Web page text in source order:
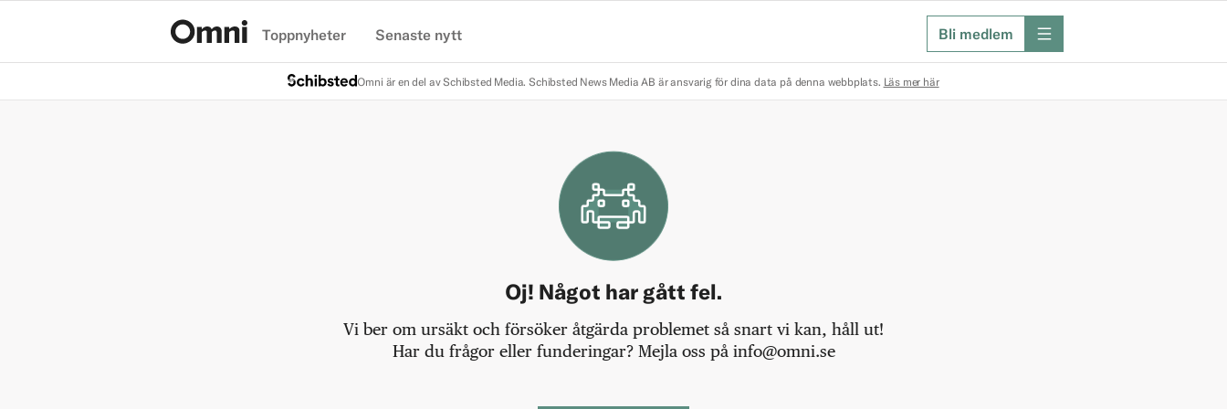
Toppnyheter Senaste nytt Bli medlem meny
Omni är en del av Schibsted Media. Schibsted News Media AB är ansvarig för dina data på denna webbplats. Läs mer här
Oj! Något har gått fel.
Vi ber om ursäkt och försöker åtgärda problemet så snart vi kan, håll ut!
Har du frågor eller funderingar? Mejla oss på info@omni.se